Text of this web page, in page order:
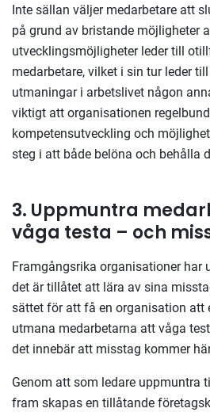
Inte sällan väljer medarbetare att
på grund av bristande möjligheter
utvecklingsmöjligheter leder till
medarbetare, vilket i sin tur leder
utmaningar i arbetslivet någon
viktigt att organisationen
kompetensutveckling och
steg i att både belöna och behålla
3. Uppmuntra
våga testa – och
Framgångsrika organisationer har
det är tillåtet att lära av sina
sättet för att få en organisation att
utmana medarbetarna att våga
det innebär att misstag kommer
Genom att som ledare uppmuntra
fram skapas en tillåtande